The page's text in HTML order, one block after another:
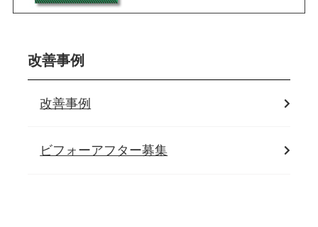
改善事例
改善事例
ビフォーアフター募集